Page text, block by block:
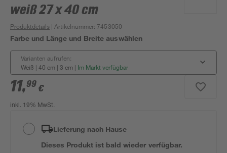
weiß 27 x 40 cm
Produktdetails | Artikelnummer: 7453050
Farbe und Länge und Breite auswählen
Varianten aufrufen:
Weiß | 40 cm | 3 cm | Im Markt verfügbar
11,99 €
inkl. 19% MwSt.
Lieferung nach Hause
Dieses Produkt ist bald wieder verfügbar.